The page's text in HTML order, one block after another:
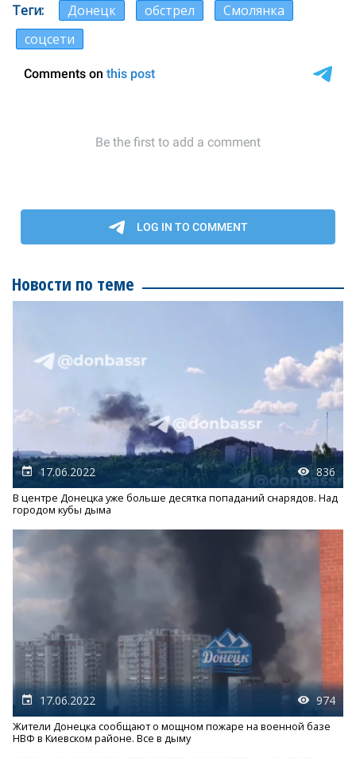
Теги Донецк обстрел
Смолянка
соцсети
Новости по теме
17.06.2022 836
В центре Донецка уже больше десятка попаданий снарядов. Над
городом кубы дыма
17.06.2022 974
Жители Донецка сообщают о мощном пожаре на военной базе
НВФ в Киевском районе. Все в дыму